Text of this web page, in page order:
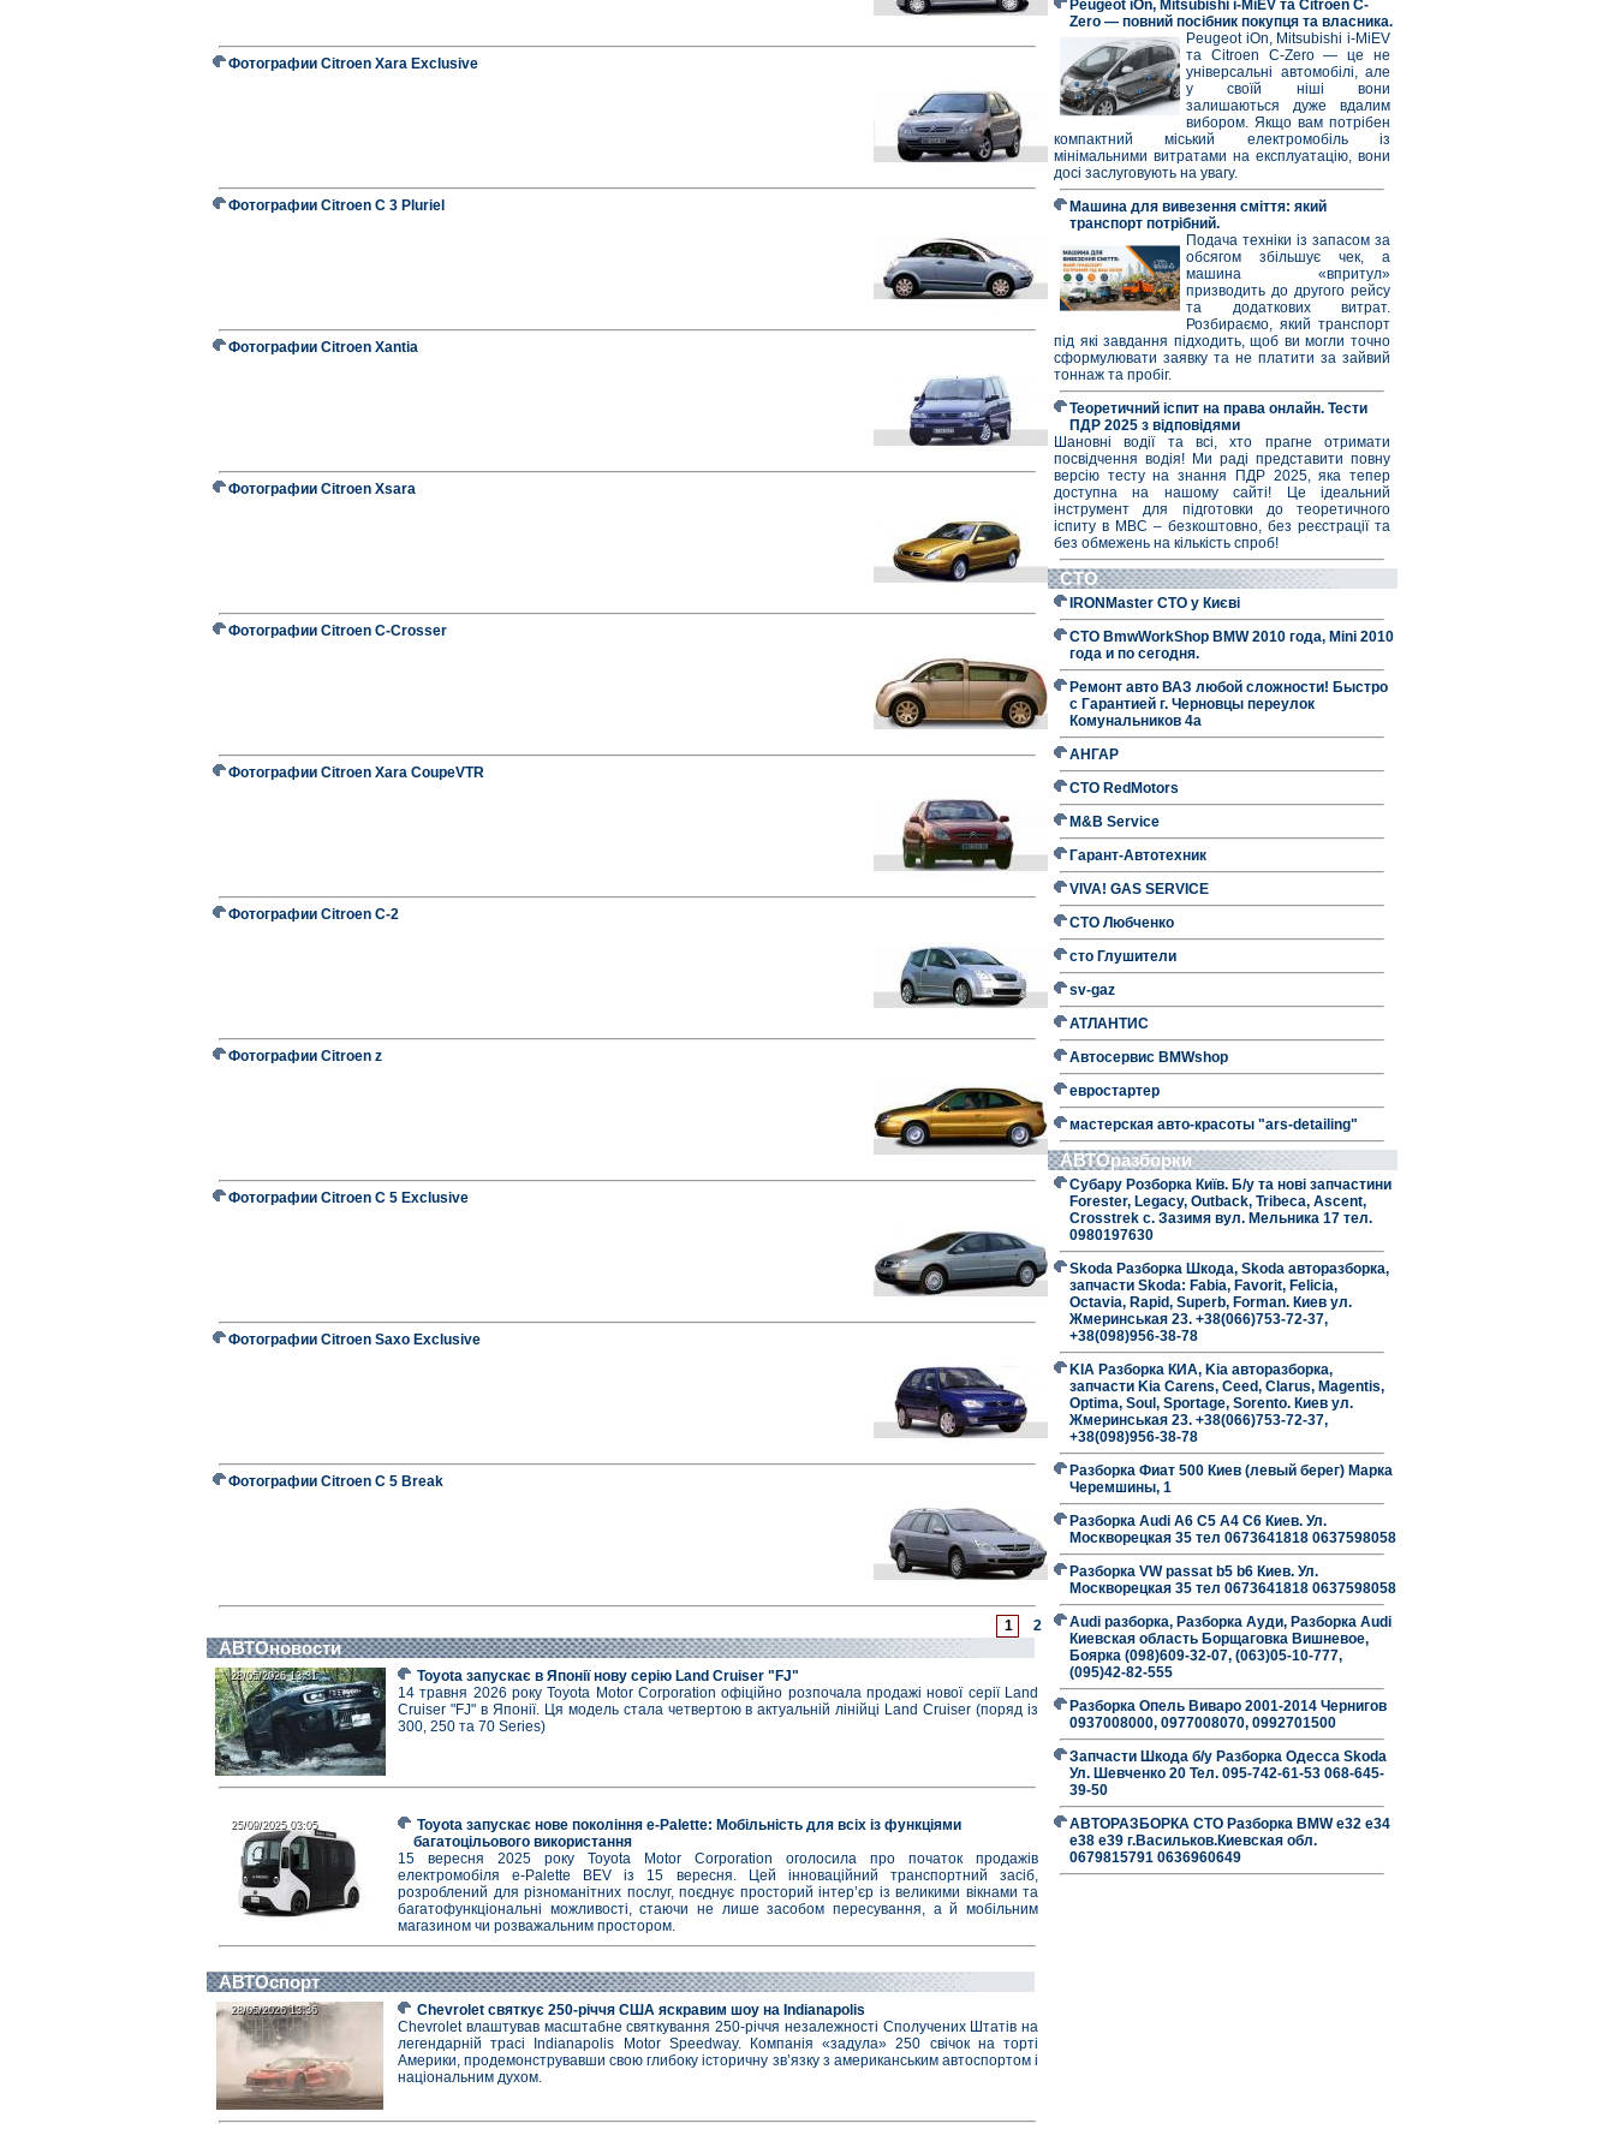
Фотографии Citroen Xara Exclusive
Фотографии Citroen C 3 Pluriel
Фотографии Citroen Xantia
Фотографии Citroen Xsara
Фотографии Citroen C-Crosser
Фотографии Citroen Xara CoupeVTR
Фотографии Citroen C-2
Фотографии Citroen z
Фотографии Citroen C 5 Exclusive
Фотографии Citroen Saxo Exclusive
Фотографии Citroen C 5 Break
1 2
АВТОновости
28/05/2026 13:31
28/05/2026 13:31
Toyota запускає в Японії нову серію Land Cruiser "FJ"
14 травня 2026 року Toyota Motor Corporation офіційно розпочала продажі нової серії Land
Cruiser "FJ" в Японії. Ця модель стала четвертою в актуальній лінійці Land Cruiser (поряд із
300, 250 та 70 Series)
25/09/2025 03:05
25/09/2025 03:05
Toyota запускає нове покоління e-Palette: Мобільність для всіх із функціями
багатоцільового використання
15 вересня 2025 року Toyota Motor Corporation оголосила про початок продажів
електромобіля e-Palette BEV із 15 вересня. Цей інноваційний транспортний засіб,
розроблений для різноманітних послуг, поєднує просторий інтер’єр із великими вікнами та
багатофункціональні можливості, стаючи не лише засобом пересування, а й мобільним
магазином чи розважальним простором.
АВТОспорт
28/05/2026 13:36
28/05/2026 13:36
Chevrolet святкує 250-річчя США яскравим шоу на Indianapolis
Chevrolet влаштував масштабне святкування 250-річчя незалежності Сполучених Штатів на
легендарній трасі Indianapolis Motor Speedway. Компанія «задула» 250 свічок на торті
Америки, продемонструвавши свою глибоку історичну зв’язку з американським автоспортом і
національним духом.
Peugeot iOn, Mitsubishi i-MiEV та Citroen C-
Zero — повний посібник покупця та власника.
Peugeot iOn, Mitsubishi i-MiEV
та Citroen C-Zero — це не
універсальні автомобілі, але
у своїй ніші вони
залишаються дуже вдалим
вибором. Якщо вам потрібен
компактний міський електромобіль із
мінімальними витратами на експлуатацію, вони
досі заслуговують на увагу.
Машина для вивезення сміття: який
транспорт потрібний.
Подача техніки із запасом за
обсягом збільшує чек, а
машина «впритул»
призводить до другого рейсу
та додаткових витрат.
Розбираємо, який транспорт
під які завдання підходить, щоб ви могли точно
сформулювати заявку та не платити за зайвий
тоннаж та пробіг.
Теоретичний іспит на права онлайн. Тести
ПДР 2025 з відповідями
Шановні водії та всі, хто прагне отримати
посвідчення водія! Ми раді представити повну
версію тесту на знання ПДР 2025, яка тепер
доступна на нашому сайті! Це ідеальний
інструмент для підготовки до теоретичного
іспиту в МВС – безкоштовно, без реєстрації та
без обмежень на кількість спроб!
СТО
IRONMaster СТО у Києві
СТО BmwWorkShop BMW 2010 года, Mini 2010
года и по сегодня.
Ремонт авто ВАЗ любой сложности! Быстро
с Гарантией г. Черновцы переулок
Комунальников 4а
АНГАР
СТО RedMotors
M&B Service
Гарант-Автотехник
VIVA! GAS SERVICE
СТО Любченко
сто Глушители
sv-gaz
АТЛАНТИС
Автосервис BMWshop
евростартер
мастерская авто-красоты "ars-detailing"
АВТОразборки
Субару Розборка Київ. Б/у та нові запчастини
Forester, Legacy, Outback, Tribeca, Ascent,
Crosstrek с. Зазимя вул. Мельника 17 тел.
0980197630
Skoda Разборка Шкода, Skoda авторазборка,
запчасти Skoda: Fabia, Favorit, Felicia,
Octavia, Rapid, Superb, Forman. Киев ул.
Жмеринськая 23. +38(066)753-72-37,
+38(098)956-38-78
KIA Разборка КИА, Kia авторазборка,
запчасти Kia Carens, Ceed, Clarus, Magentis,
Optima, Soul, Sportage, Sorento. Киев ул.
Жмеринськая 23. +38(066)753-72-37,
+38(098)956-38-78
Разборка Фиат 500 Киев (левый берег) Марка
Черемшины, 1
Разборка Audi A6 C5 A4 C6 Киев. Ул.
Москворецкая 35 тел 0673641818 0637598058
Разборка VW passat b5 b6 Киев. Ул.
Москворецкая 35 тел 0673641818 0637598058
Audi разборка, Разборка Ауди, Разборка Audi
Киевская область Борщаговка Вишневое,
Боярка (098)609-32-07, (063)05-10-777,
(095)42-82-555
Разборка Опель Виваро 2001-2014 Чернигов
0937008000, 0977008070, 0992701500
Запчасти Шкода б/у Разборка Одесса Skoda
Ул. Шевченко 20 Тел. 095-742-61-53 068-645-
39-50
АВТОРАЗБОРКА СТО Разборка BMW е32 е34
е38 е39 г.Васильков.Киевская обл.
0679815791 0636960649